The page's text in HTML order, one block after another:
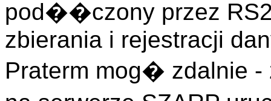
pod��czony przez
zbierania i rejestracji
Praterm mog� zdalnie -